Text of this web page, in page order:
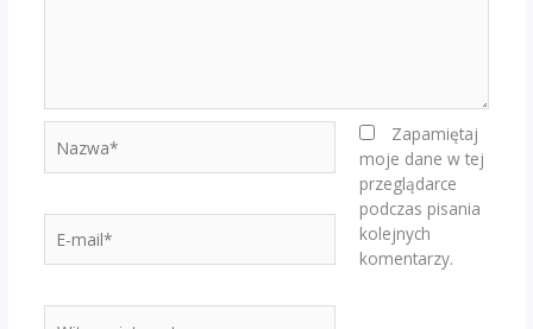
mail*
Zapamiętaj
moje dane w tej
przeglądarce
podczas pisania
kolejnych
komentarzy.